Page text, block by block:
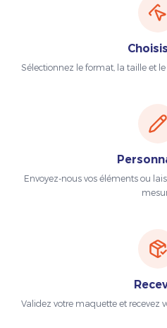
Sélectionnez le format, la taille et
Envoyez-nous vos éléments ou
Validez votre maquette et recevez